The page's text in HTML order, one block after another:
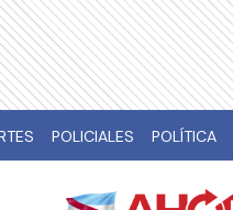
POLICIALES POLÍTICA